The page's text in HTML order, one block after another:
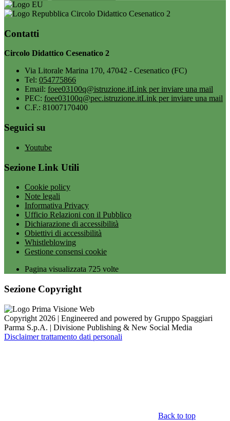
Circolo Didattico Cesenatico 2
Contatti
Circolo Didattico Cesenatico 2
Via Litorale Marina 170, 47042 - Cesenatico (FC)
Tel: 054775866
Email: foee03100q@istruzione.itLink per inviare una mail
PEC: foee03100q@pec.istruzione.itLink per inviare una mail
C.F.: 81007170400
Seguici su
Youtube
Sezione Link Utili
Cookie policy
Note legali
Informativa Privacy
Ufficio Relazioni con il Pubblico
Dichiarazione di accessibilità
Obiettivi di accessibilità
Whistleblowing
Gestione consensi cookie
Pagina visualizzata 725 volte
Sezione Copyright
Copyright 2026 | Engineered and powered by Gruppo Spaggiari
Parma S.p.A. | Divisione Publishing & New Social Media
Disclaimer trattamento dati personali
Back to top